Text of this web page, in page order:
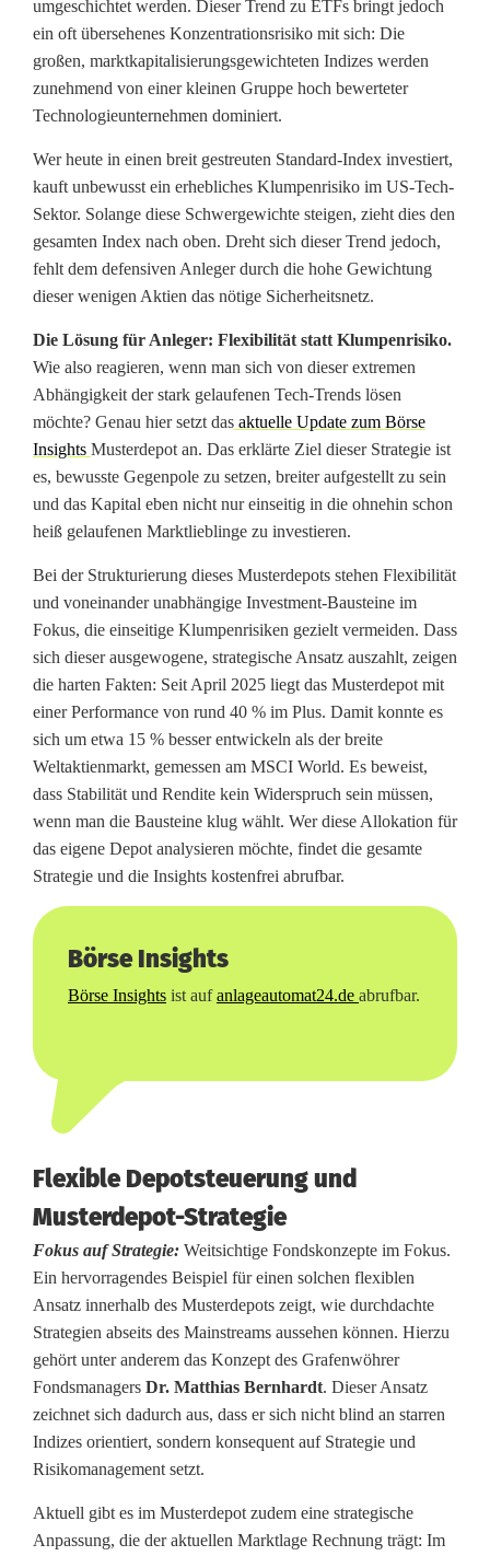
r
e
H
a
t
h
a
a
y
l
e
r
n
e
n
k
ö
n
n
e
umgeschichtet werden. Dieser Trend zu ETFs bringt jedoch
ein oft übersehenes Konzentrationsrisiko mit sich: Die
großen, marktkapitalisierungsgewichteten Indizes werden
zunehmend von einer kleinen Gruppe hoch bewerteter
Technologieunternehmen dominiert.
Wer heute in einen breit gestreuten Standard-Index investiert,
kauft unbewusst ein erhebliches Klumpenrisiko im US-Tech-
Sektor. Solange diese Schwergewichte steigen, zieht dies den
gesamten Index nach oben. Dreht sich dieser Trend jedoch,
fehlt dem defensiven Anleger durch die hohe Gewichtung
dieser wenigen Aktien das nötige Sicherheitsnetz.
Die Lösung für Anleger: Flexibilität statt Klumpenrisiko.
Wie also reagieren, wenn man sich von dieser extremen
Abhängigkeit der stark gelaufenen Tech-Trends lösen
möchte? Genau hier setzt das aktuelle Update zum Börse
Insights Musterdepot an. Das erklärte Ziel dieser Strategie ist
es, bewusste Gegenpole zu setzen, breiter aufgestellt zu sein
und das Kapital eben nicht nur einseitig in die ohnehin schon
heiß gelaufenen Marktlieblinge zu investieren.
Bei der Strukturierung dieses Musterdepots stehen Flexibilität
und voneinander unabhängige Investment-Bausteine im
Fokus, die einseitige Klumpenrisiken gezielt vermeiden. Dass
sich dieser ausgewogene, strategische Ansatz auszahlt, zeigen
die harten Fakten: Seit April 2025 liegt das Musterdepot mit
einer Performance von rund 40 % im Plus. Damit konnte es
sich um etwa 15 % besser entwickeln als der breite
Weltaktienmarkt, gemessen am MSCI World. Es beweist,
dass Stabilität und Rendite kein Widerspruch sein müssen,
wenn man die Bausteine klug wählt. Wer diese Allokation für
das eigene Depot analysieren möchte, findet die gesamte
Strategie und die Insights kostenfrei abrufbar.
Börse Insights
Börse Insights ist aufanlageautomat24.de abrufbar.
Flexible Depotsteuerung und
Musterdepot-Strategie
Fokus auf Strategie: Weitsichtige Fondskonzepte im Fokus.
Ein hervorragendes Beispiel für einen solchen flexiblen
Ansatz innerhalb des Musterdepots zeigt, wie durchdachte
Strategien abseits des Mainstreams aussehen können. Hierzu
gehört unter anderem das Konzept des Grafenwöhrer
Fondsmanagers Dr. Matthias Bernhardt. Dieser Ansatz
zeichnet sich dadurch aus, dass er sich nicht blind an starren
Indizes orientiert, sondern konsequent auf Strategie und
Risikomanagement setzt.
Aktuell gibt es im Musterdepot zudem eine strategische
Anpassung, die der aktuellen Marktlage Rechnung trägt: Im